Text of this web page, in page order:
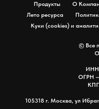
Продукты О
Лето ресурса
Куки (cookies) и
© Все
ИНН
ОГРН —
105318 г. Москва, ул